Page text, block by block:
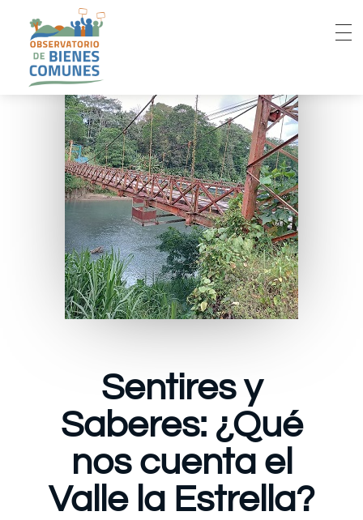
Sentires y
Saberes: ¿Qué
nos cuenta el
Valle la Estrella?